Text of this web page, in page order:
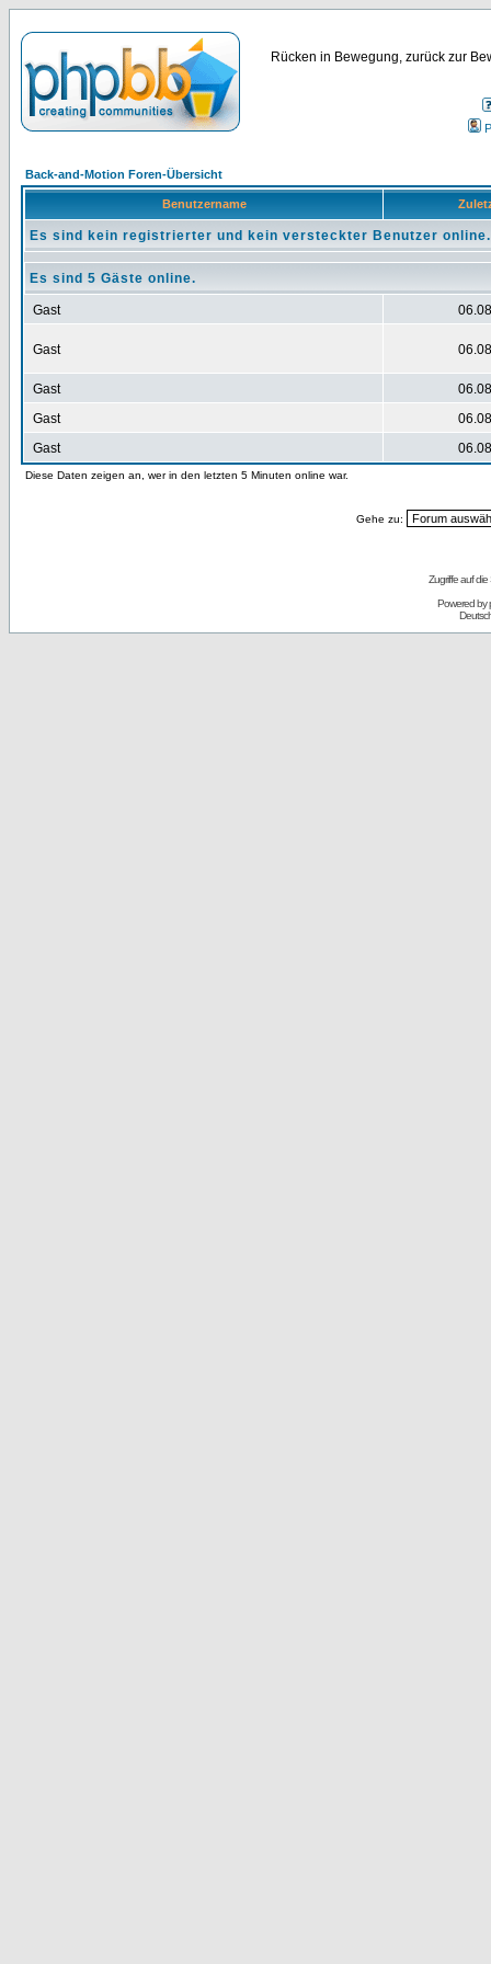
Rücken in Bewegung, zurück zur
Back-and-Motion Foren-Übersicht
Benutzername
Es sind kein registrierter und kein versteckter Benutzer online.
Es sind 5 Gäste online.
Gast
Gast
Gast
Gast
Gast
Diese Daten zeigen an, wer in den letzten 5 Minuten online war.
Gehe zu:
Zugriffe auf
Powered by